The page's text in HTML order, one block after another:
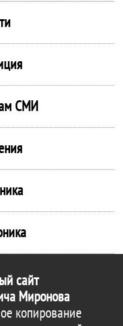
СМИ
сайт
Миронова
копирование